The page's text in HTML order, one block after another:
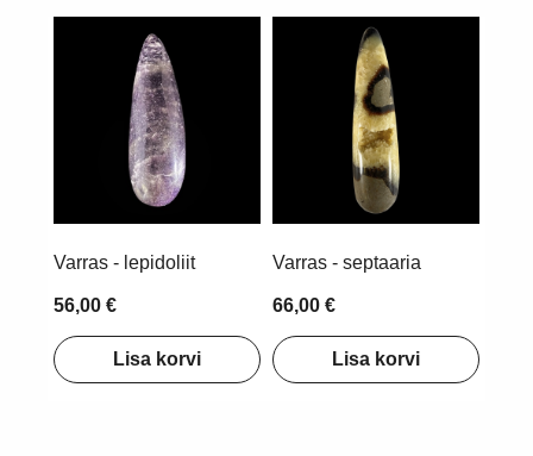
Varras - lepidoliit
56,00 €
Lisa korvi
Varras - septaaria
66,00 €
Lisa korvi